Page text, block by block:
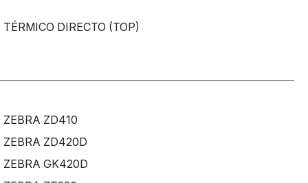
TÉRMICO DIRECTO (TOP)
ZEBRA ZD410
ZEBRA ZD420D
ZEBRA GK420D